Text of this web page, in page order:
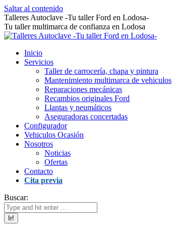
Saltar al contenido
Talleres Autoclave -Tu taller Ford en Lodosa-
Tu taller multimarca de confianza en Lodosa
Inicio
Servicios
Taller de carrocería, chapa y pintura
Mantenimiento multimarca de vehiculos
Reparaciones mecánicas
Recambios originales Ford
Llantas y neumáticos
Aseguradoras concertadas
Configurador
Vehiculos Ocasión
Nosotros
Noticias
Ofertas
Contacto
Cita previa
Buscar: